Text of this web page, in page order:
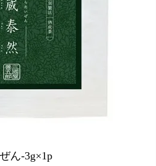
ん-3g×1p